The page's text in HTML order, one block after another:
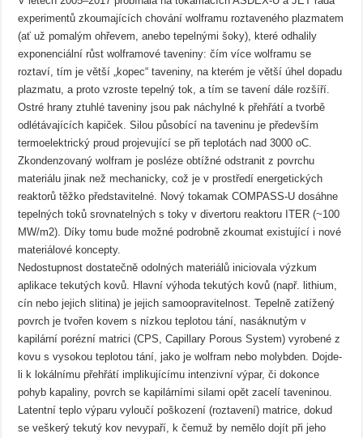
experimentů zkoumajících chování wolframu roztaveného plazmatem
(ať už pomalým ohřevem, anebo tepelnými šoky), které odhalily
exponenciální růst wolframové taveniny: čím více wolframu se
roztaví, tím je větší „kopec“ taveniny, na kterém je větší úhel dopadu
plazmatu, a proto vzroste tepelný tok, a tím se tavení dále rozšíří.
Ostré hrany ztuhlé taveniny jsou pak náchylné k přehřátí a tvorbě
odlétávajících kapiček. Silou působící na taveninu je především
termoelektrický proud projevující se při teplotách nad 3000 oC.
Zkondenzovaný wolfram je posléze obtížné odstranit z povrchu
materiálu jinak než mechanicky, což je v prostředí energetických
reaktorů těžko představitelné. Nový tokamak COMPASS-U dosáhne
tepelných toků srovnatelných s toky v divertoru reaktoru ITER (~100
MW/m2). Díky tomu bude možné podrobně zkoumat existující i nové
materiálové koncepty.
Nedostupnost dostatečně odolných materiálů iniciovala výzkum
aplikace tekutých kovů. Hlavní výhoda tekutých kovů (např. lithium,
cín nebo jejich slitina) je jejich samoopravitelnost. Tepelně zatížený
povrch je tvořen kovem s nízkou teplotou tání, nasáknutým v
kapilární porézní matrici (CPS, Capillary Porous System) vyrobené z
kovu s vysokou teplotou tání, jako je wolfram nebo molybden. Dojde-
li k lokálnímu přehřátí implikujícímu intenzivní výpar, či dokonce
pohyb kapaliny, povrch se kapilárními silami opět zacelí taveninou.
Latentní teplo výparu vyloučí poškození (roztavení) matrice, dokud
se veškerý tekutý kov nevypaří, k čemuž by nemělo dojít při jeho